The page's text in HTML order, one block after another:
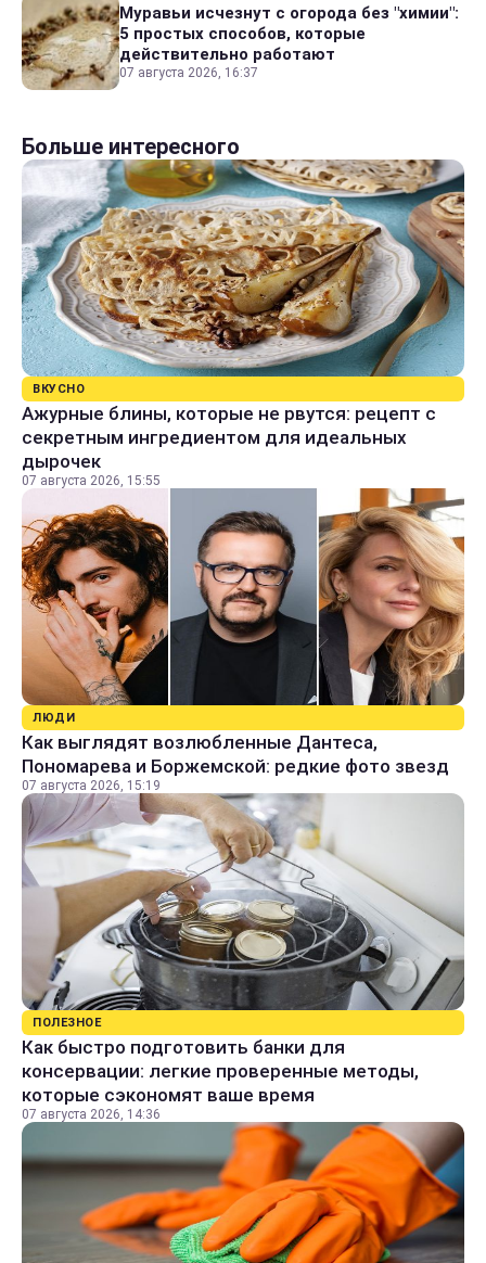
Муравьи исчезнут с огорода без "химии":
5 простых способов, которые
действительно работают
07 августа 2026, 16:37
Больше интересного
ВКУСНО
Ажурные блины, которые не рвутся: рецепт с
секретным ингредиентом для идеальных
дырочек
07 августа 2026, 15:55
ЛЮДИ
Как выглядят возлюбленные Дантеса,
Пономарева и Боржемской: редкие фото звезд
07 августа 2026, 15:19
ПОЛЕЗНОЕ
Как быстро подготовить банки для
консервации: легкие проверенные методы,
которые сэкономят ваше время
07 августа 2026, 14:36